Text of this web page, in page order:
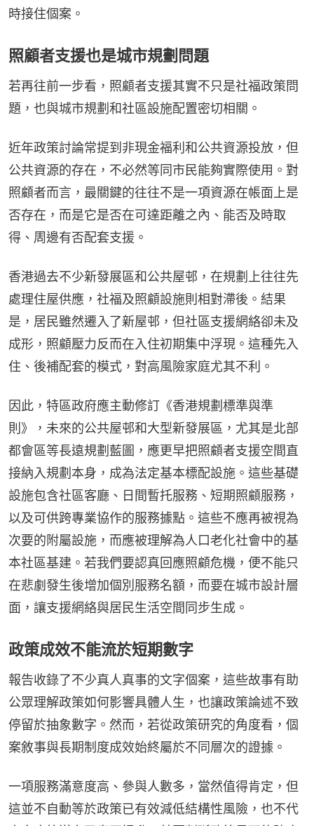
時接住個案。
照顧者支援也是城市規劃問題
若再往前一步看，照顧者支援其實不只是社福政策問
題，也與城市規劃和社區設施配置密切相關。
近年政策討論常提到非現金福利和公共資源投放，但
公共資源的存在，不必然等同市民能夠實際使用。對
照顧者而言，最關鍵的往往不是一項資源在帳面上是
否存在，而是它是否在可達距離之內、能否及時取
得、周邊有否配套支援。
香港過去不少新發展區和公共屋邨，在規劃上往往先
處理住屋供應，社福及照顧設施則相對滯後。結果
是，居民雖然遷入了新屋邨，但社區支援網絡卻未及
成形，照顧壓力反而在入住初期集中浮現。這種先入
住、後補配套的模式，對高風險家庭尤其不利。
因此，特區政府應主動修訂《香港規劃標準與準
則》，未來的公共屋邨和大型新發展區，尤其是北部
都會區等長遠規劃藍圖，應更早把照顧者支援空間直
接納入規劃本身，成為法定基本標配設施。這些基礎
設施包含社區客廳、日間暫托服務、短期照顧服務，
以及可供跨專業協作的服務據點。這些不應再被視為
次要的附屬設施，而應被理解為人口老化社會中的基
本社區基建。若我們要認真回應照顧危機，便不能只
在悲劇發生後增加個別服務名額，而要在城市設計層
面，讓支援網絡與居民生活空間同步生成。
政策成效不能流於短期數字
報告收錄了不少真人真事的文字個案，這些故事有助
公眾理解政策如何影響具體人生，也讓政策論述不致
停留於抽象數字。然而，若從政策研究的角度看，個
案敘事與長期制度成效始終屬於不同層次的證據。
一項服務滿意度高、參與人數多，當然值得肯定，但
這並不自動等於政策已有效減低結構性風險，也不代